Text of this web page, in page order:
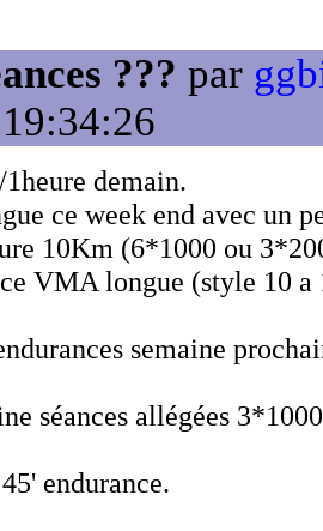
??? par
demain.
ce week end avec un
10Km (6*1000 ou
VMA longue (style 10
semaine
séances allégées
endurance.